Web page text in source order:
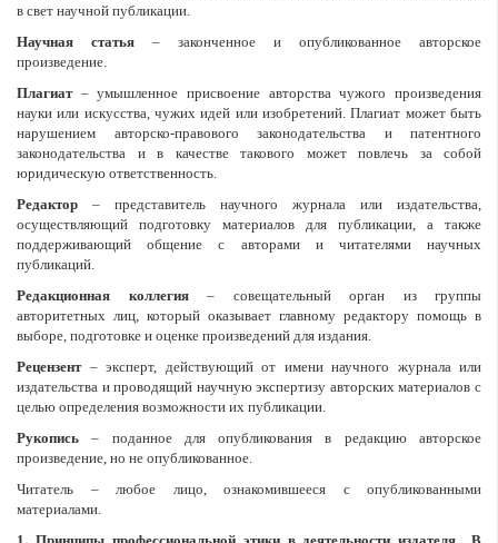
в свет научной публикации.
Научная статья – законченное и опубликованное авторское
произведение.
Плагиат– умышленное присвоение авторства чужого произведения
науки или искусства, чужих идей или изобретений. Плагиат может быть
нарушением авторско-правового законодательства и патентного
законодательства и в качестве такового может повлечь за собой
юридическую ответственность.
Редактор – представитель научного журнала или издательства,
осуществляющий подготовку материалов для публикации, а также
поддерживающий общение с авторами и читателями научных
публикаций.
Редакционная коллегия– совещательный орган из группы
авторитетных лиц, который оказывает главному редактору помощь в
выборе, подготовке и оценке произведений для издания.
Рецензент– эксперт, действующий от имени научного журнала или
издательства и проводящий научную экспертизу авторских материалов с
целью определения возможности их публикации.
Рукопись – поданное для опубликования в редакцию авторское
произведение, но не опубликованное.
Читатель – любое лицо, ознакомившееся с опубликованными
материалами.